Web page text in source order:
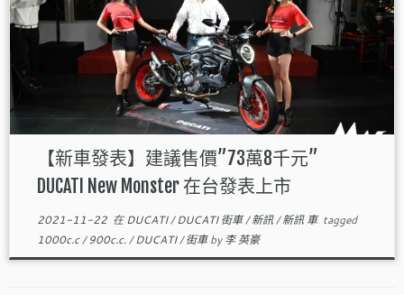
【新車發表】建議售價”73萬8千元”
DUCATI New Monster 在台發表上市
2021-11-22在DUCATI/DUCATI 街車/新訊/新訊 車 tagged
1000c.c/900c.c./DUCATI/街車by李 英豪